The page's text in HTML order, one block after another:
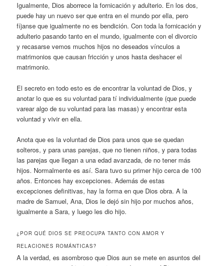
Igualmente, Dios aborrece la fornicación y adulterio. En los dos,
puede hay un nuevo ser que entra en el mundo por ella, pero
fíjanse que igualmente no es bendición. Con toda la fornicación y
adulterio pasando tanto en el mundo, igualmente con el divorcio
y recasarse vemos muchos hijos no deseados vínculos a
matrimonios que causan fricción y unos hasta deshacer el
matrimonio.
El secreto en todo esto es de encontrar la voluntad de Dios, y
anotar lo que es su voluntad para tí individualmente (que puede
varear algo de su voluntad para las masas) y encontrar esta
voluntad y vivir en ella.
Anota que es la voluntad de Dios para unos que se quedan
solteros, y para unas parejas, que no tienen niños, y para todas
las parejas que llegan a una edad avanzada, de no tener más
hijos. Normalmente es así. Sara tuvo su primer hijo cerca de 100
años. Entonces hay excepciones. Además de estas
excepciones definitivas, hay la forma en que Dios obra. A la
madre de Samuel, Ana, Dios le dejó sin hijo por muchos años,
igualmente a Sara, y luego les dio hijo.
¿POR QUÉ DIOS SE PREOCUPA TANTO CON AMOR Y
RELACIONES ROMÁNTICAS?
A la verdad, es asombroso que Dios aun se mete en asuntos del